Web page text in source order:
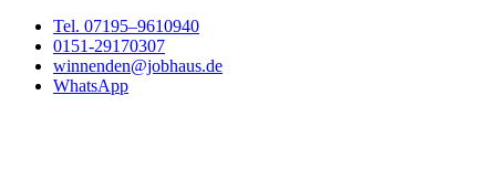
Tel. 07195–9610940
0151-29170307
winnenden@jobhaus.de
WhatsApp